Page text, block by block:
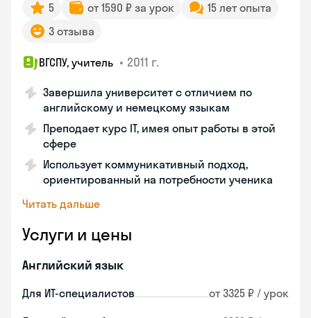
5 от 1590 ₽ за урок
15 лет опыта
3 отзыва
ВГСПУ, учитель • 2011 г.
Завершила университет с отличием по
английскому и немецкому языкам
Преподает курс IT, имея опыт работы в этой
сфере
Использует коммуникативный подход,
ориентированный на потребности ученика
Читать дальше
Услуги и цены
Английский язык
Для ИТ-специалистов от 3325 ₽ / урок